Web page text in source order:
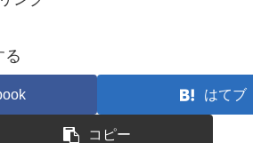
る
はてブ
コピー